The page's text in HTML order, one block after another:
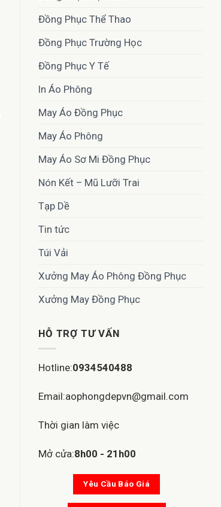
Đồng Phục Thể Thao
Đồng Phục Trường Học
Đồng Phục Y Tế
In Áo Phông
May Áo Đồng Phục
May Áo Phông
May Áo Sơ Mi Đồng Phục
Nón Kết – Mũ Lưỡi Trai
Tạp Dề
Tin tức
Túi Vải
Xưởng May Áo Phông Đồng Phục
Xưởng May Đồng Phục
HỖ TRỢ TƯ VẤN
Hotline:0934540488
Email:aophongdepvn@gmail.com
Thời gian làm việc
Mở cửa:8h00 - 21h00
Yêu Cầu Báo Giá